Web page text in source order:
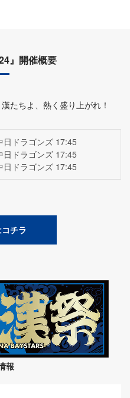
』開催概要
たちよ、熱く盛り上がれ！
ドラゴンズ 17:45
ドラゴンズ 17:45
ドラゴンズ 17:45
チラ
報